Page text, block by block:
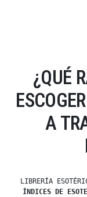
¿QUÉ
A
LIBRERÍA
ÍNDICES DE